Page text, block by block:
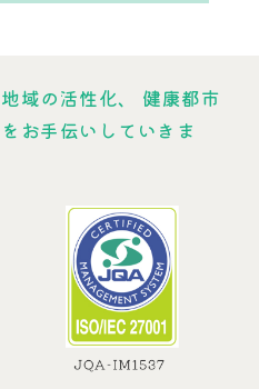
域の活性化、
健康都市
お手伝いしていきま